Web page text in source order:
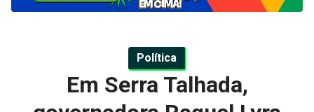
Política
Em Serra Talhada,